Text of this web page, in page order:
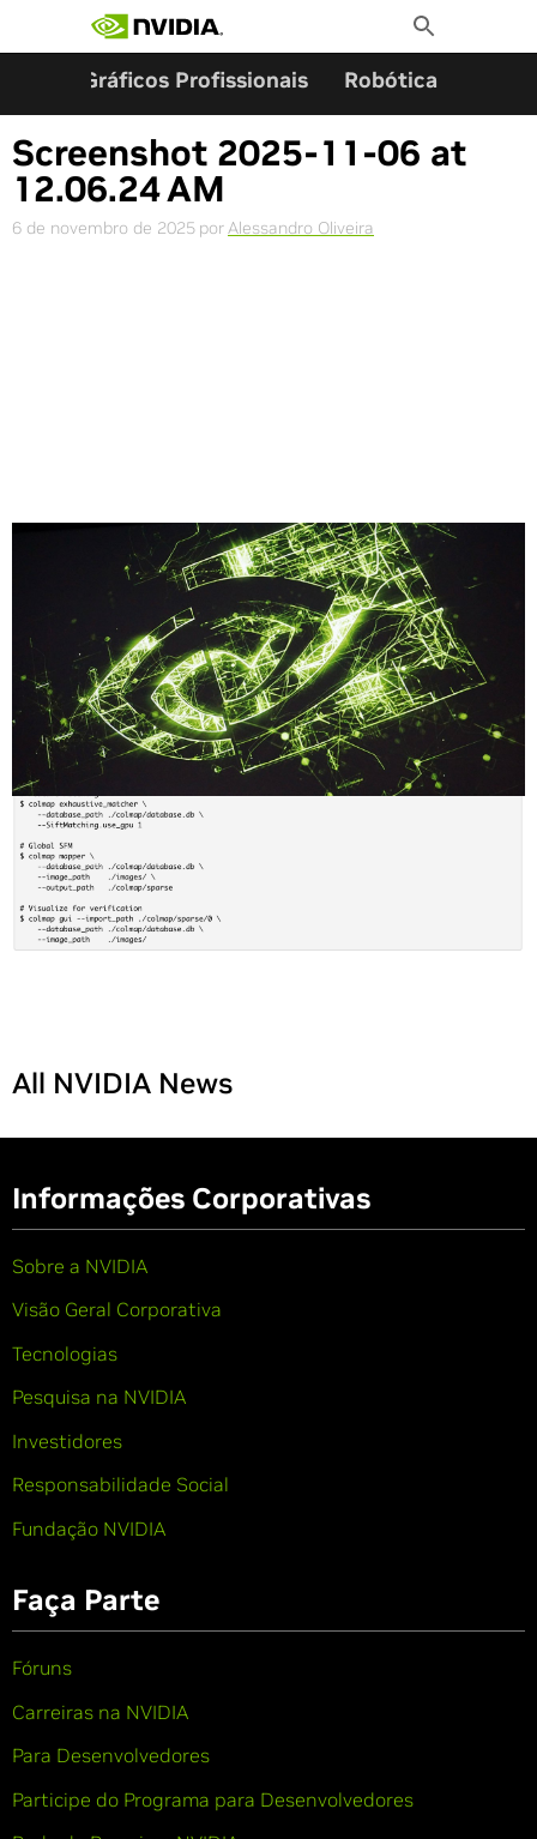
Toggle
Search
Gráficos Profissionais Robótica
Screenshot 2025-11-06 at
12.06.24 AM
6 de novembro de 2025 por Alessandro Oliveira
Compartilhe
All NVIDIA News
Informações Corporativas
Sobre a NVIDIA
Visão Geral Corporativa
Tecnologias
Pesquisa na NVIDIA
Investidores
Responsabilidade Social
Fundação NVIDIA
Faça Parte
Fóruns
Carreiras na NVIDIA
Para Desenvolvedores
Participe do Programa para Desenvolvedores